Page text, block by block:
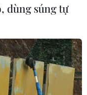
dùng súng tự